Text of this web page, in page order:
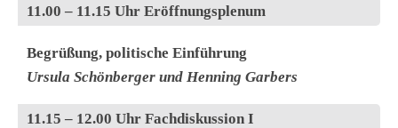
11.00 – 11.15 Uhr Eröffnungsplenum
Begrüßung, politische Einführung
Ursula Schönberger und Henning Garbers
11.15 – 12.00 Uhr Fachdiskussion I